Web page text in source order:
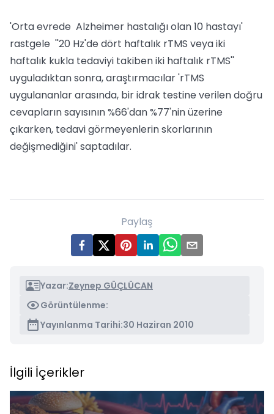
'Orta evrede Alzheimer hastalığı olan 10 hastayı'
rastgele ''20 Hz'de dört haftalık rTMS veya iki
haftalık kukla tedaviyi takiben iki haftalık rTMS''
uyguladıktan sonra, araştırmacılar 'rTMS
uygulananlar arasında, bir idrak testine verilen doğru
cevapların sayısının %66'dan %77'nin üzerine
çıkarken, tedavi görmeyenlerin skorlarının
değişmediğini' saptadılar.
Paylaş
Yazar:Zeynep GÜÇLÜCAN
Görüntülenme:
Yayınlanma Tarihi:30 Haziran 2010
İlgili İçerikler